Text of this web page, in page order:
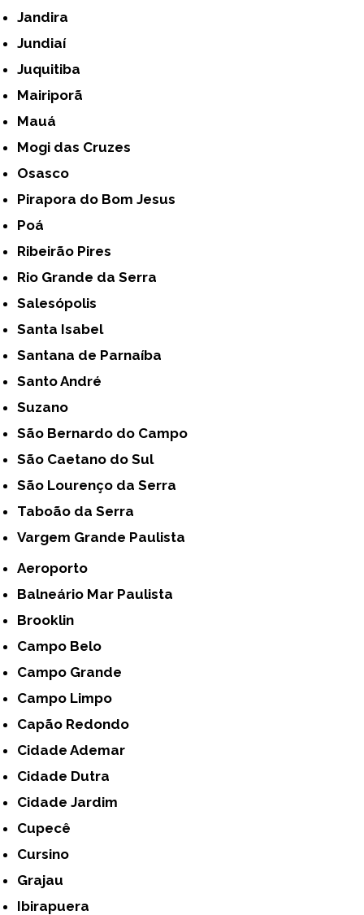
Jandira
Jundiaí
Juquitiba
Mairiporã
Mauá
Mogi das Cruzes
Osasco
Pirapora do Bom Jesus
Poá
Ribeirão Pires
Rio Grande da Serra
Salesópolis
Santa Isabel
Santana de Parnaíba
Santo André
Suzano
São Bernardo do Campo
São Caetano do Sul
São Lourenço da Serra
Taboão da Serra
Vargem Grande Paulista
Aeroporto
Balneário Mar Paulista
Brooklin
Campo Belo
Campo Grande
Campo Limpo
Capão Redondo
Cidade Ademar
Cidade Dutra
Cidade Jardim
Cupecê
Cursino
Grajau
Ibirapuera